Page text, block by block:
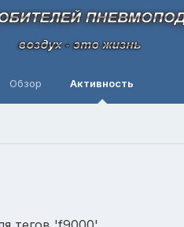
Обзор Активность